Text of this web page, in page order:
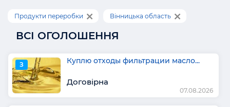
Продукти переробки Вінницька область
ВСІ ОГОЛОШЕННЯ
З Куплю отходы фильтрации масло...
Договірна
07.08.2026